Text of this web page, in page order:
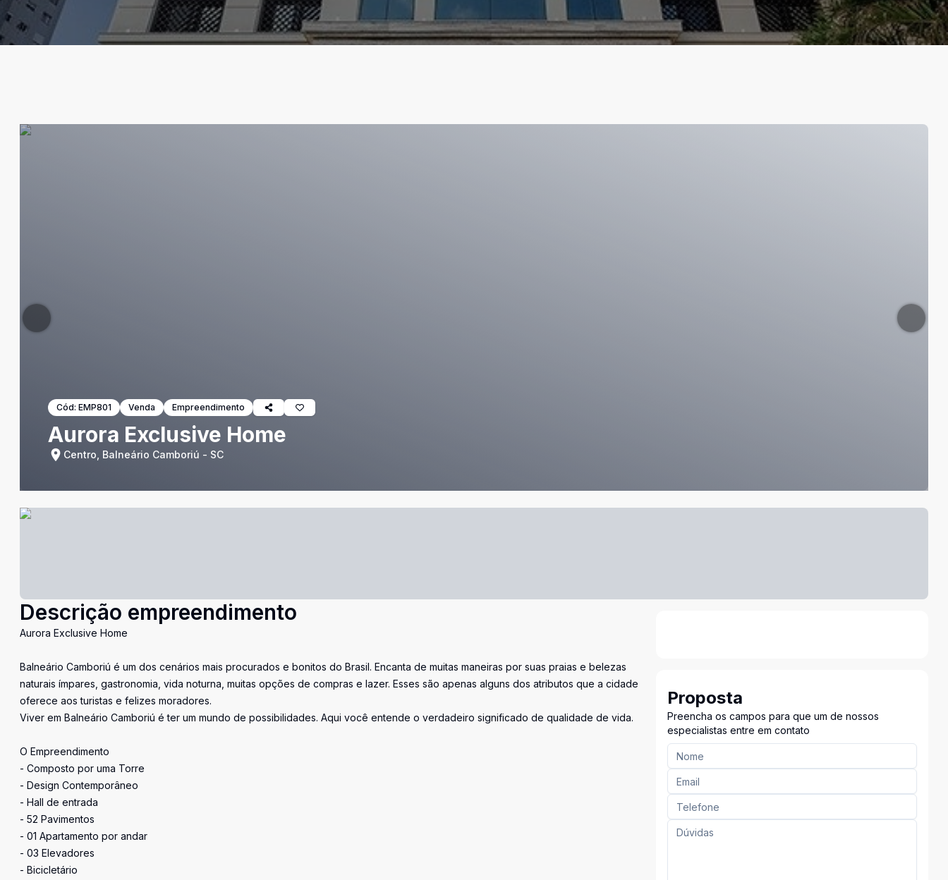
Cód: EMP801 Venda Empreendimento
Aurora Exclusive Home
Centro, Balneário Camboriú - SC
Descrição empreendimento
Aurora Exclusive Home
Balneário Camboriú é um dos cenários mais procurados e bonitos do Brasil. Encanta de muitas maneiras por suas praias e belezas
naturais ímpares, gastronomia, vida noturna, muitas opções de compras e lazer. Esses são apenas alguns dos atributos que a cidade
oferece aos turistas e felizes moradores.
Viver em Balneário Camboriú é ter um mundo de possibilidades. Aqui você entende o verdadeiro significado de qualidade de vida.
O Empreendimento
- Composto por uma Torre
- Design Contemporâneo
- Hall de entrada
- 52 Pavimentos
- 01 Apartamento por andar
- 03 Elevadores
- Bicicletário
Proposta
Preencha os campos para que um de nossos
especialistas entre em contato